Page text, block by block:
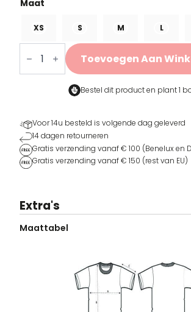
XS S M L
Heren
T-
Wit
Toevoegen Aan
Bestel dit product en plant 1
Voor 14u besteld is volgende dag geleverd
14 dagen retourneren
Gratis verzending vanaf € 100 (Benelux en
Gratis verzending vanaf € 150 (rest van EU)
Extra's
Maattabel